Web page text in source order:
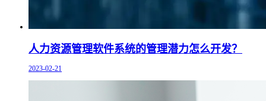
人力资源管理软件系统的管理潜力怎么开发？
2023-02-21